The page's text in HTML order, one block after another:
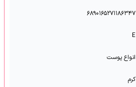
۶۸۹۰۱۶۵۲۷۱۱۸۶۳۴۷
E
انواع پوست
کرم